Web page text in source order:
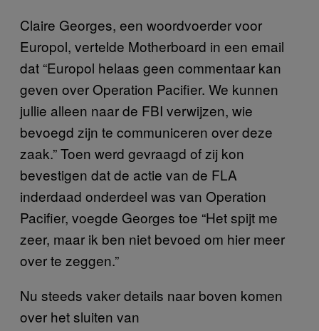
Claire Georges, een woordvoerder voor
Europol, vertelde Motherboard in een email
dat “Europol helaas geen commentaar kan
geven over Operation Pacifier. We kunnen
jullie alleen naar de FBI verwijzen, wie
bevoegd zijn te communiceren over deze
zaak.” Toen werd gevraagd of zij kon
bevestigen dat de actie van de FLA
inderdaad onderdeel was van Operation
Pacifier, voegde Georges toe “Het spijt me
zeer, maar ik ben niet bevoed om hier meer
over te zeggen.”
Nu steeds vaker details naar boven komen
over het sluiten van